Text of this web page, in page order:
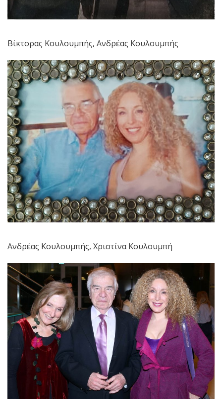
Βίκτορας Κουλουμπής, Ανδρέας Κουλουμπής
Ανδρέας Κουλουμπής, Χριστίνα Κουλουμπή